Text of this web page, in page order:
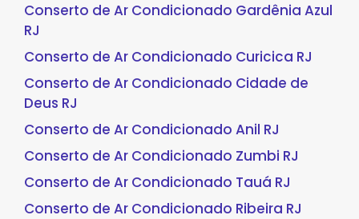
Conserto de Ar Condicionado Gardênia Azul
RJ
Conserto de Ar Condicionado Curicica RJ
Conserto de Ar Condicionado Cidade de
Deus RJ
Conserto de Ar Condicionado Anil RJ
Conserto de Ar Condicionado Zumbi RJ
Conserto de Ar Condicionado Tauá RJ
Conserto de Ar Condicionado Ribeira RJ